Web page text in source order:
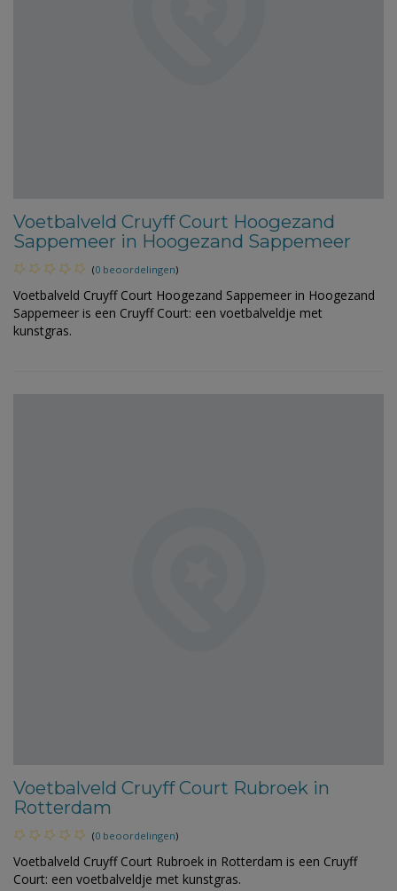
Voetbalveld Cruyff Court Hoogezand
Sappemeer in Hoogezand Sappemeer
(0 beoordelingen)
Voetbalveld Cruyff Court Hoogezand Sappemeer in Hoogezand
Sappemeer is een Cruyff Court: een voetbalveldje met
kunstgras.
Voetbalveld Cruyff Court Rubroek in
Rotterdam
(0 beoordelingen)
Voetbalveld Cruyff Court Rubroek in Rotterdam is een Cruyff
Court: een voetbalveldje met kunstgras.